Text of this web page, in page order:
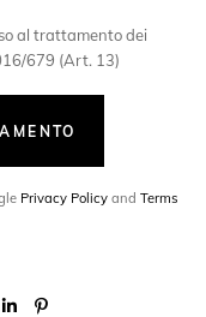
al trattamento dei
679 (Art. 13)
Privacy Policy andTerms